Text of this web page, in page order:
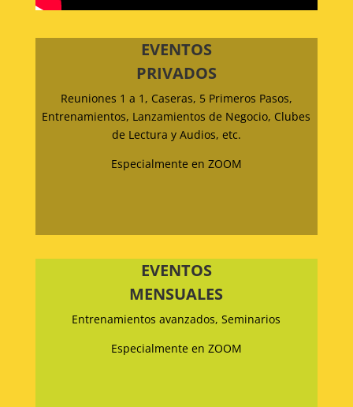
EVENTOS
PRIVADOS
Reuniones 1 a 1, Caseras, 5 Primeros Pasos,
Entrenamientos, Lanzamientos de Negocio, Clubes
de Lectura y Audios, etc.
Especialmente en ZOOM
EVENTOS
MENSUALES
Entrenamientos avanzados, Seminarios
Especialmente en ZOOM